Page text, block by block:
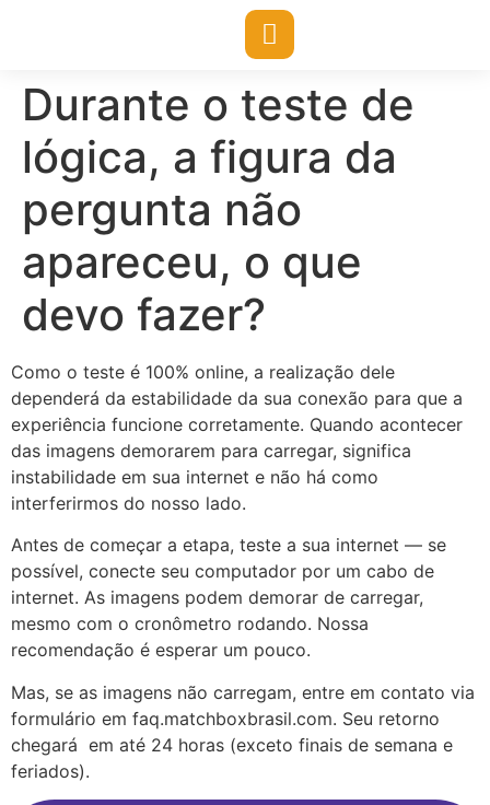
Durante o teste de
lógica, a figura da
pergunta não
apareceu, o que
devo fazer?
Como o teste é 100% online, a realização dele
dependerá da estabilidade da sua conexão para que a
experiência funcione corretamente. Quando acontecer
das imagens demorarem para carregar, significa
instabilidade em sua internet e não há como
interferirmos do nosso lado.
Antes de começar a etapa, teste a sua internet — se
possível, conecte seu computador por um cabo de
internet. As imagens podem demorar de carregar,
mesmo com o cronômetro rodando. Nossa
recomendação é esperar um pouco.
Mas, se as imagens não carregam, entre em contato via
formulário em faq.matchboxbrasil.com. Seu retorno
chegará em até 24 horas (exceto finais de semana e
feriados).